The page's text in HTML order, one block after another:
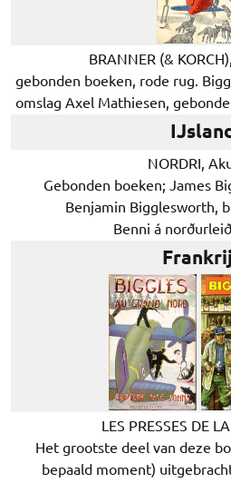
BRANNER (&
gebonden boeken, rode rug.
omslag Axel Mathiesen,
NORDRI,
Gebonden boeken; James
Benjamin Bigglesworth,
Benni á
LES PRESSES DE
Het grootste deel van deze
bepaald moment)